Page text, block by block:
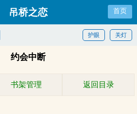
吊桥之恋 首页
关灯
护眼
约会中断
书架管理 返回目录